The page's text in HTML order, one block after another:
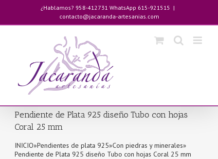
contenido
¿Hablamos? 958-412731 WhatsApp 615-921515 |
contacto@jacaranda-artesanias.com
Pendiente de Plata 925 diseño Tubo con hojas
Coral 25 mm
INICIO»Pendientes de plata 925»Con piedras y minerales»
Pendiente de Plata 925 diseño Tubo con hojas Coral 25 mm